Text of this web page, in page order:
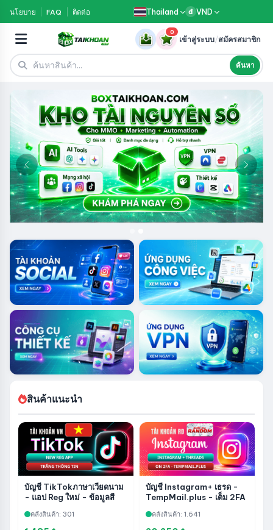
นโยบาย FAQ ติดต่อ Thailand đ VND
ค้นหา
0
เข้าสู่ระบบ/สมัครสมาชิก
สินค้าแนะนำ
บัญชี TikTokภาษาเวียดนาม
- แอป Reg ใหม่ - ข้อมูลสี
คลังสินค้า: 301
บัญชี Instagram+ เธรด -
TempMail.plus - เต็ม 2FA
คลังสินค้า: 1.641